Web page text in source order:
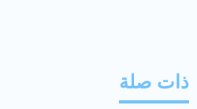
ذات صلة